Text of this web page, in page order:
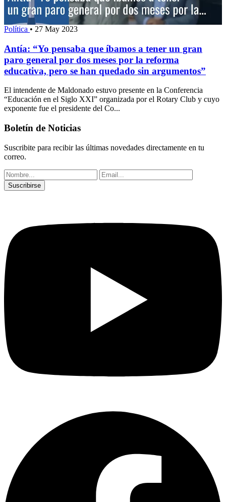
Política • 27 May 2023
Antía: “Yo pensaba que íbamos a tener un gran
paro general por dos meses por la reforma
educativa, pero se han quedado sin argumentos”
El intendente de Maldonado estuvo presente en la Conferencia
“Educación en el Siglo XXI” organizada por el Rotary Club y cuyo
exponente fue el presidente del Co...
Boletín de Noticias
Suscribite para recibir las últimas novedades directamente en tu
correo.
Suscribirse